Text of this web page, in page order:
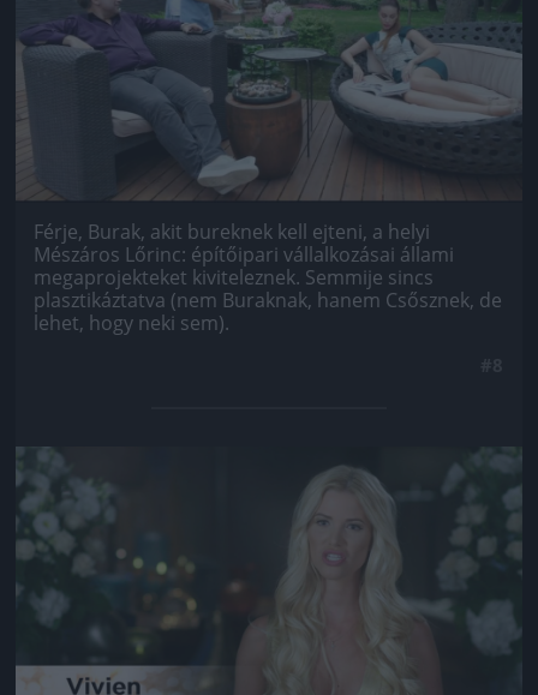
Férje, Burak, akit bureknek kell ejteni, a helyi
Mészáros Lőrinc: építőipari vállalkozásai állami
megaprojekteket kiviteleznek. Semmije sincs
plasztikáztatva (nem Buraknak, hanem Csősznek, de
lehet, hogy neki sem).
Jön még kép!